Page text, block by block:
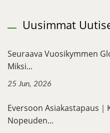
Uusimmat
Seuraava Vuosikymmen
Miksi...
25 Jun, 2026
Eversoon Asiakastapaus｜
Nopeuden...